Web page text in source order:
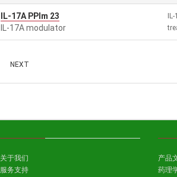
IL-17A PPIm 23
IL-17A modulator
NEXT
关于我们
服务支持
产品
药理